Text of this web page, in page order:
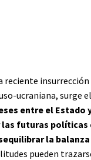
reciente insurrección
ucraniana, surge
entre el Estado
futuras políticas
la
pueden